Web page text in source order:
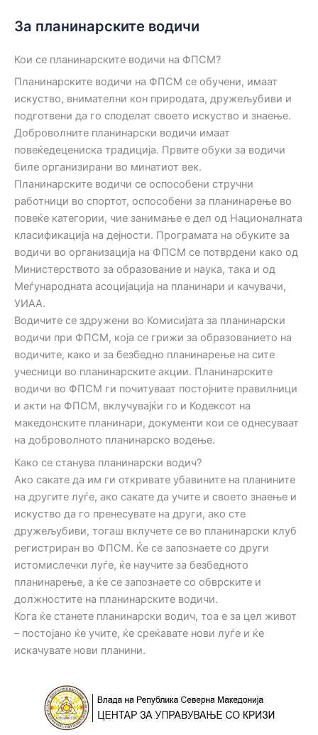
За планинарските водичи
Кои се планинарските водичи на ФПСМ?
Планинарските водичи на ФПСМ се обучени, имаат
искуство, внимателни кон природата, дружељубиви и
подготвени да го споделат своето искуство и знаење.
Доброволните планинарски водичи имаат
повеќедецениска традиција. Првите обуки за водичи
биле организирани во минатиот век.
Планинарските водичи се оспособени стручни
работници во спортот, оспособени за планинарење во
повеќе категории, чие занимање е дел од Националната
класификација на дејности. Програмата на обуките за
водичи во организација на ФПСМ се потврдени како од
Министерството за образование и наука, така и од
Меѓународната асоцијација на планинари и качувачи,
УИАА.
Водичите се здружени во Комисијата за планинарски
водичи при ФПСМ, која се грижи за образованието на
водичите, како и за безбедно планинарење на сите
учесници во планинарските акции. Планинарските
водичи во ФПСМ ги почитуваат постојните правилници
и акти на ФПСМ, вклучувајќи го и Кодексот на
македонските планинари, документи кои се однесуваат
на доброволното планинарско водење.
Како се станува планинарски водич?
Ако сакате да им ги откривате убавините на планините
на другите луѓе, ако сакате да учите и своето знаење и
искуство да го пренесувате на други, ако сте
дружељубиви, тогаш вклучете се во планинарски клуб
регистриран во ФПСМ. Ќе се запознаете со други
истомислечки луѓе, ќе научите за безбедното
планинарење, а ќе се запознаете со обврските и
должностите на планинарските водичи.
Кога ќе станете планинарски водич, тоа е за цел живот
– постојано ќе учите, ќе среќавате нови луѓе и ќе
искачувате нови планини.